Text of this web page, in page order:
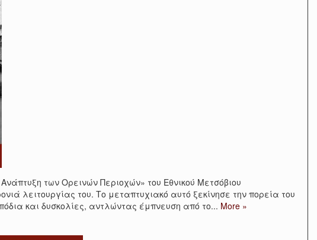
των Ορεινών Περιοχών» του Εθνικού Μετσόβιου
λειτουργίας του. Το μεταπτυχιακό αυτό ξεκίνησε την πορεία του
και δυσκολίες, αντλώντας έμπνευση από το... More »